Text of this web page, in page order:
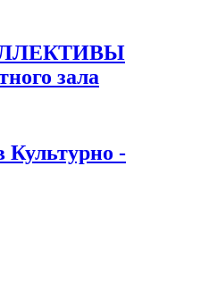
зала
Культурно -